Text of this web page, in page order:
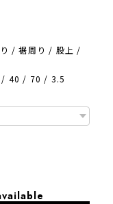
/ 裾周り / 股上 /
/ 40 / 70 / 3.5